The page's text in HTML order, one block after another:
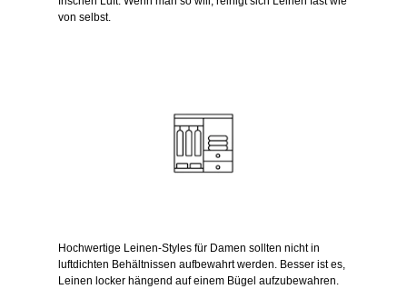
von selbst.
Hochwertige Leinen-Styles für Damen sollten nicht in
luftdichten Behältnissen aufbewahrt werden. Besser ist es,
Leinen locker hängend auf einem Bügel aufzubewahren.